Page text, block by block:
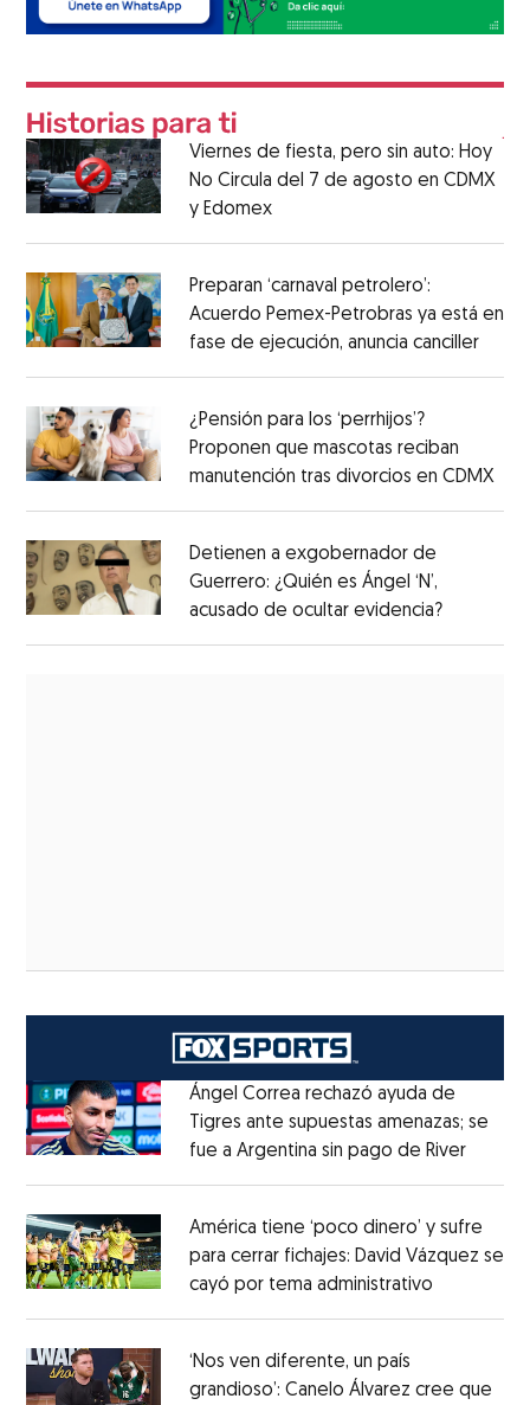
Viernes de fiesta, pero sin auto: Hoy
No Circula del 7 de agosto en CDMX
y Edomex
Preparan ‘carnaval petrolero’:
Acuerdo Pemex-Petrobras ya está en
fase de ejecución, anuncia canciller
¿Pensión para los ‘perrhijos’?
Proponen que mascotas reciban
manutención tras divorcios en CDMX
Detienen a exgobernador de
Guerrero: ¿Quién es Ángel ‘N’,
acusado de ocultar evidencia?
Ángel Correa rechazó ayuda de
Tigres ante supuestas amenazas; se
fue a Argentina sin pago de RiverOpens
América tiene ‘poco dinero’ y sufre
para cerrar fichajes: David Vázquez se
cayó por tema administrativo
‘Nos ven diferente, un país
grandioso’: Canelo Álvarez cree que